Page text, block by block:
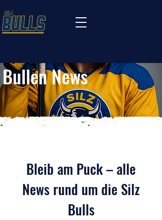
Bullen News
Bleib am Puck – alle
News rund um die Silz
Bulls